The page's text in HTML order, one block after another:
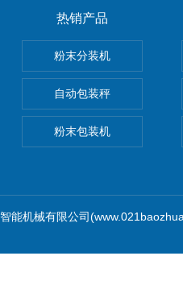
热销产品
粉末分装机
自动包装秤
粉末包装机
能机械有限公司